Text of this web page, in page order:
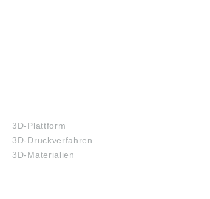
3D-Plattform
3D-Druckverfahren
3D-Materialien